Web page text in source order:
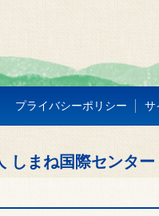
プライバシーポリシー サ
しまね国際センター